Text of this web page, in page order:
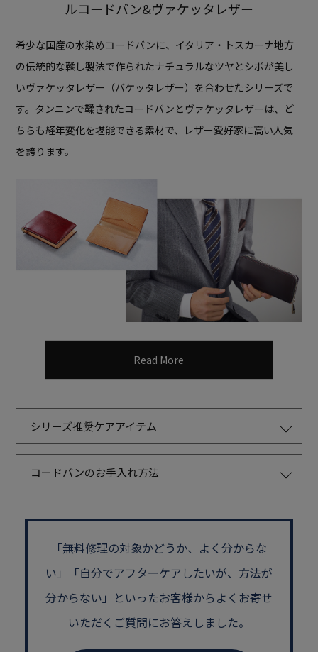
ルコードバン&ヴァケッタレザー
希少な国産の水染めコードバンに、 イタリア・トスカーナ地方
の伝統的な鞣し製法で作られたナチュラルなツヤとシボが美し
いヴァケッタレザー（バケッタレザー）を合わせたシリーズで
す。 タンニンで鞣されたコードバンとヴァケッタレザーは、
ど
ちらも経年変化を堪能できる素材で、レザー愛好家に高い人気
を誇ります。
Read More
シリーズ推奨ケアアイテム
コードバンのお手入れ方法
「無料修理の対象かどうか、よく分からな
い」
「自分でアフターケアしたいが、方法が
分からない」といったお客様からよくお寄せ
いただくご質問にお答えしました。